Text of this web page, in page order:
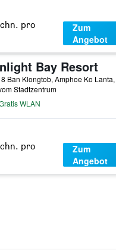
pro
Zum
Angebot
Bay Resort
Stadtzentrum
WLAN
pro
Zum
Angebot